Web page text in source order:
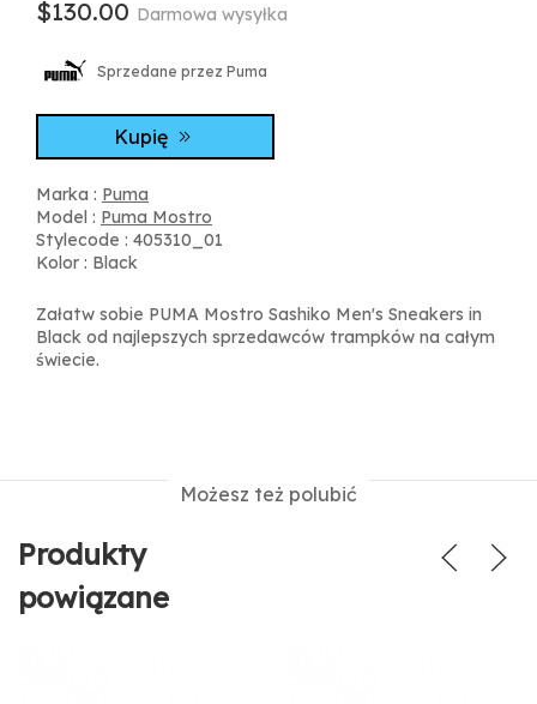
$130.00 Darmowa wysyłka
Sprzedane przez Puma
Kupię
Marka : Puma
Model : Puma Mostro
Stylecode : 405310_01
Kolor : Black
Załatw sobie PUMA Mostro Sashiko Men's Sneakers in
Black od najlepszych sprzedawców trampków na całym
świecie.
Możesz też polubić
Produkty
powiązane